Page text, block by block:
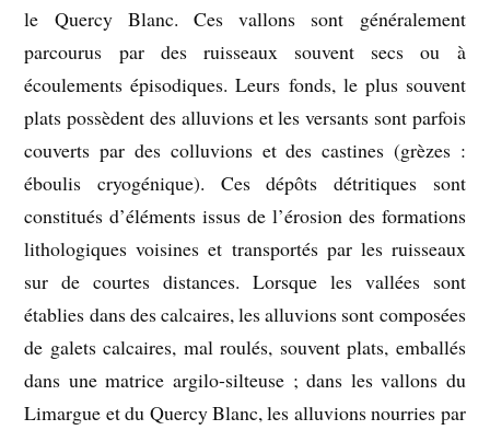
le Quercy Blanc. Ces vallons sont généralement
parcourus par des ruisseaux souvent secs ou à
écoulements épisodiques. Leurs fonds, le plus souvent
plats possèdent des alluvions et les versants sont parfois
couverts par des colluvions et des castines (grèzes :
éboulis cryogénique). Ces dépôts détritiques sont
constitués d’éléments issus de l’érosion des formations
lithologiques voisines et transportés par les ruisseaux
sur de courtes distances. Lorsque les vallées sont
établies dans des calcaires, les alluvions sont composées
de galets calcaires, mal roulés, souvent plats, emballés
dans une matrice argilo-silteuse ; dans les vallons du
Limargue et du Quercy Blanc, les alluvions nourries par